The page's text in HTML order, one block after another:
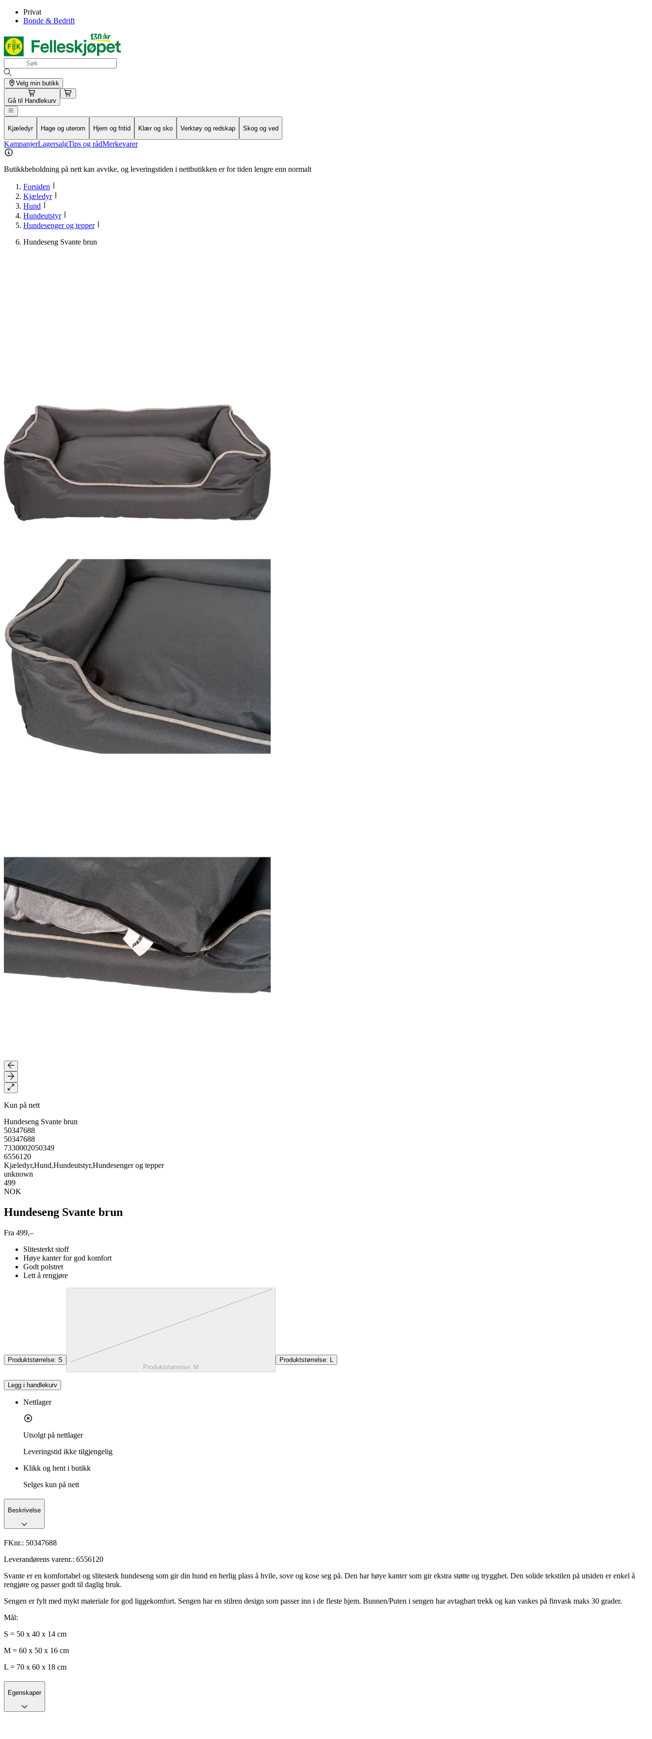
Privat
Bonde & Bedrift
Velg min butikk
Gå til Handlekurv
Kjæledyr Hage og uterom Hjem og fritid Klær og sko Verktøy og redskap Skog og ved
KampanjerLagersalgTips og rådMerkevarer
Butikkbeholdning på nett kan avvike, og leveringstiden i nettbutikken er for tiden lengre enn normalt
Forsiden
Kjæledyr
Hund
Hundeutstyr
Hundesenger og tepper
Hundeseng Svante brun
Kun på nett
Hundeseng Svante brun
50347688
50347688
7330002050349
6556120
Kjæledyr,Hund,Hundeutstyr,Hundesenger og tepper
unknown
499
NOK
Hundeseng Svante brun
Fra 499,–
Slitesterkt stoff
Høye kanter for god komfort
Godt polstret
Lett å rengjøre
Produktstørrelse: S
Produktstørrelse: M
Produktstørrelse:
Legg i handlekurv
Nettlager
Utsolgt på nettlager
Leveringstid ikke tilgjengelig
Klikk og hent i butikk
Selges kun på nett
Beskrivelse
FKnr.: 50347688
Leverandørens varenr.: 6556120
Svante er en komfortabel og slitesterk hundeseng som gir din hund en herlig plass å hvile, sove og kose seg på. Den har høye kanter som gir ekstra støtte og trygghet. Den solide tekstilen på utsiden er enkel å
rengjøre og passer godt til daglig bruk.
Sengen er fylt med mykt materiale for god liggekomfort. Sengen har en stilren design som passer inn i de fleste hjem. Bunnen/Puten i sengen har avtagbart trekk og kan vaskes på finvask maks 30 grader.
Mål:
S = 50 x 40 x 14 cm
M = 60 x 50 x 16 cm
L = 70 x 60 x 18 cm
Egenskaper